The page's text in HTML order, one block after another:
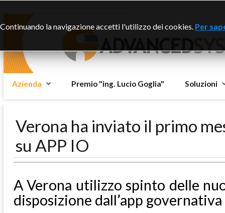
Azienda Premio "ing. Lucio Goglia" Soluzioni
Verona ha inviato il primo
su APP IO
A Verona utilizzo spinto delle
disposizione dall’app
Continuando la navigazione accetti l'utilizzo dei cookies. Per